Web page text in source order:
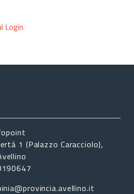
Login
1 (Palazzo Caracciolo),